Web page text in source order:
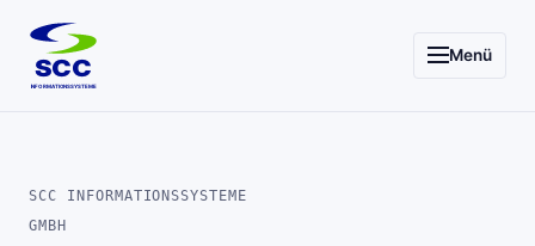
SCC
INFORMATIONSSYSTEME
Menü
SCC INFORMATIONSSYSTEME
GMBH